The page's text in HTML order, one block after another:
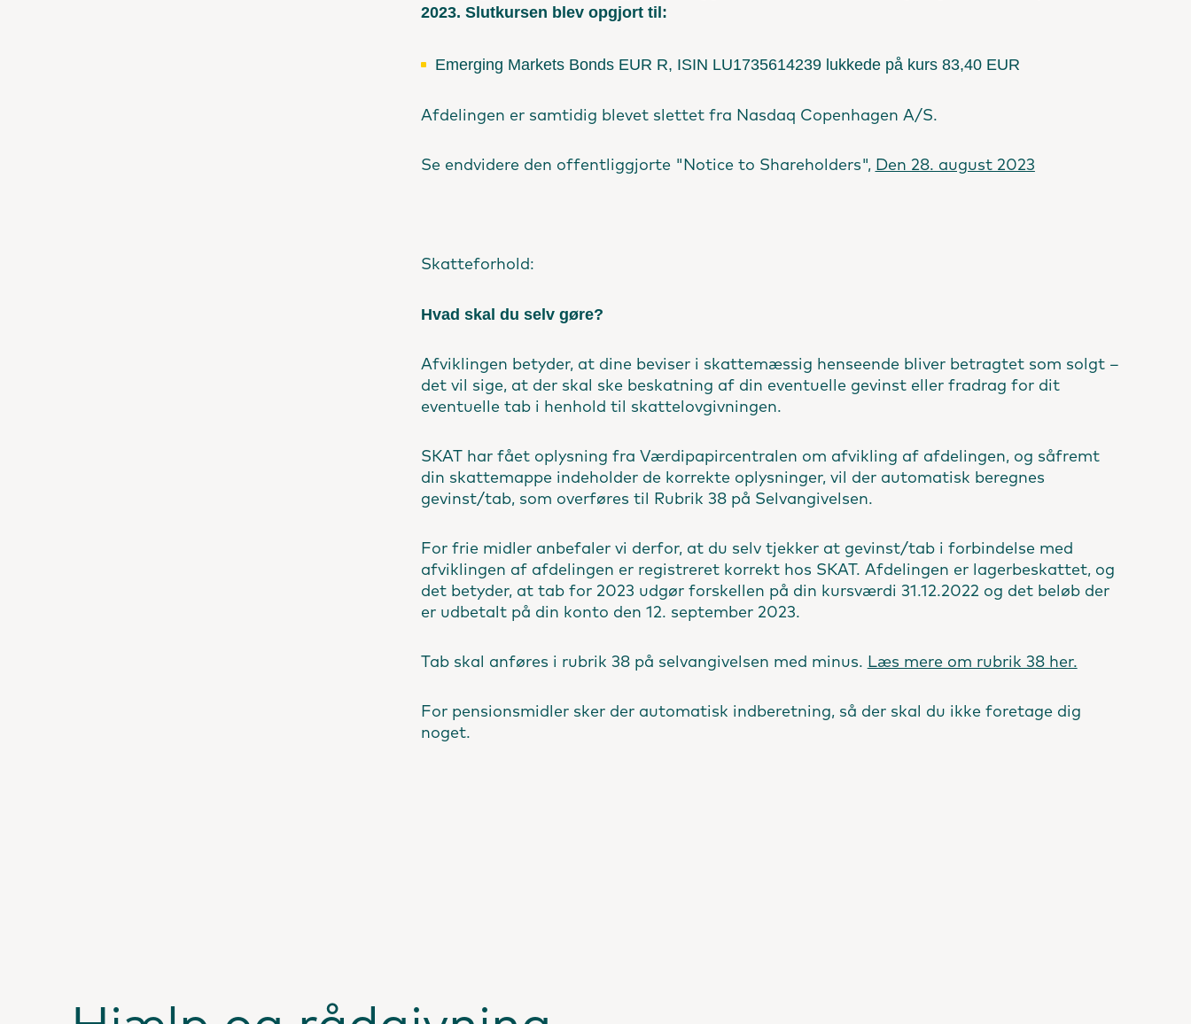
2023. Slutkursen blev opgjort til:
Emerging Markets Bonds EUR R, ISIN LU1735614239 lukkede på kurs 83,40 EUR
Afdelingen er samtidig blevet slettet fra Nasdaq Copenhagen A/S.
Se endvidere den offentliggjorte "Notice to Shareholders", Den 28. august 2023
Skatteforhold:
Hvad skal du selv gøre?
Afviklingen betyder, at dine beviser i skattemæssig henseende bliver betragtet som solgt –
det vil sige, at der skal ske beskatning af din eventuelle gevinst eller fradrag for dit
eventuelle tab i henhold til skattelovgivningen.
SKAT har fået oplysning fra Værdipapircentralen om afvikling af afdelingen, og såfremt
din skattemappe indeholder de korrekte oplysninger, vil der automatisk beregnes
gevinst/tab, som overføres til Rubrik 38 på Selvangivelsen.
For frie midler anbefaler vi derfor, at du selv tjekker at gevinst/tab i forbindelse med
afviklingen af afdelingen er registreret korrekt hos SKAT. Afdelingen er lagerbeskattet, og
det betyder, at tab for 2023 udgør forskellen på din kursværdi 31.12.2022 og det beløb der
er udbetalt på din konto den 12. september 2023.
Tab skal anføres i rubrik 38 på selvangivelsen med minus. Læs mere om rubrik 38 her.
For pensionsmidler sker der automatisk indberetning, så der skal du ikke foretage dig
noget.